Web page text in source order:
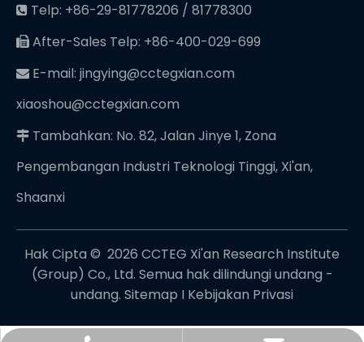
 Telp: +86-29-81778206 / 81778300
 After-Sales Telp: +86-400-029-699
 E-mail: jingying@cctegxian.com
xiaoshou@cctegxian.com
 Tambahkan: No. 82, Jalan Jinye 1, Zona
Pengembangan Industri Teknologi Tinggi, Xi'an,
Shaanxi
Hak Cipta © ️ 2026 CCTEG Xi'an Research Institute
(Group) Co., Ltd. Semua hak dilindungi undang -
undang. Sitemap I Kebijakan Privasi